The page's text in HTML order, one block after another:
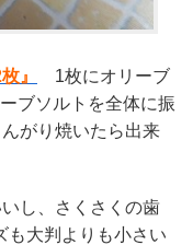
』
1枚にオリーブ
ブソルトを全体に振
がり焼いたら出来
し、さくさくの歯
も大判よりも小さい